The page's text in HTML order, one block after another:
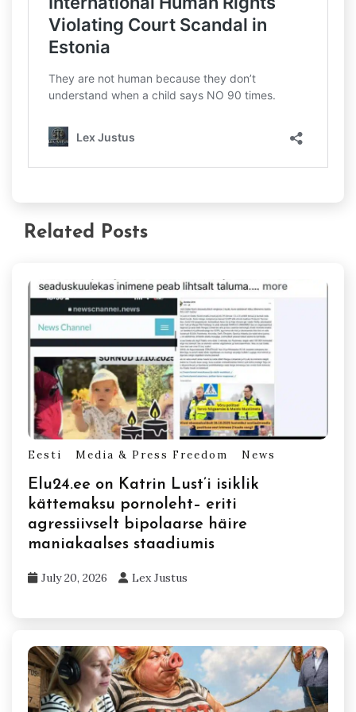
Related Posts
Eesti Media & Press Freedom News
Elu24.ee on Katrin Lust’i isiklik
kättemaksu pornoleht– eriti
agressiivselt bipolaarse häire
maniakaalses staadiumis
July 20, 2026 Lex Justus